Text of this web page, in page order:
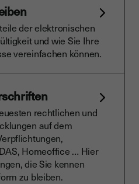
der elektronischen
und wie Sie Ihre
vereinfachen können.
rechtlichen und
auf dem
Homeoffice … Hier
die Sie kennen
zu bleiben.